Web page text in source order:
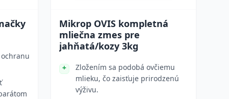
Mikrop OVIS kompletná
mliečna zmes pre
jahňatá/kozy 3kg
Zložením sa podobá ovčiemu
mlieku, čo zaisťuje prirodzenú
výživu.